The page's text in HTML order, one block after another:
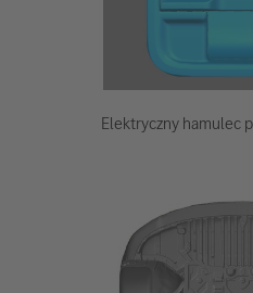
Elektryczny hamulec